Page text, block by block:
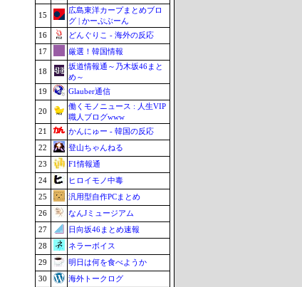
15
広島東洋カープまとめブロ
グ | かーぷぶーん
16
どんぐりこ - 海外の反応
17
厳選！韓国情報
18
坂道情報通～乃木坂46まと
め～
19
Glauber通信
20
働くモノニュース : 人生VIP
職人ブログwww
21
かんにゅー - 韓国の反応
22
登山ちゃんねる
23
F1情報通
24
ヒロイモノ中毒
25
汎用型自作PCまとめ
26
なんJミュージアム
27
日向坂46まとめ速報
28
ネラーボイス
29
明日は何を食べようか
30
海外トークログ